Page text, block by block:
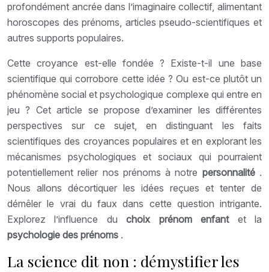
profondément ancrée dans l’imaginaire collectif, alimentant
horoscopes des prénoms, articles pseudo-scientifiques et
autres supports populaires.
Cette croyance est-elle fondée ? Existe-t-il une base
scientifique qui corrobore cette idée ? Ou est-ce plutôt un
phénomène social et psychologique complexe qui entre en
jeu ? Cet article se propose d’examiner les différentes
perspectives sur ce sujet, en distinguant les faits
scientifiques des croyances populaires et en explorant les
mécanismes psychologiques et sociaux qui pourraient
potentiellement relier nos prénoms à notre personnalité .
Nous allons décortiquer les idées reçues et tenter de
démêler le vrai du faux dans cette question intrigante.
Explorez l’influence duchoix prénom enfant et la
psychologie des prénoms .
La science dit non : démystifier les